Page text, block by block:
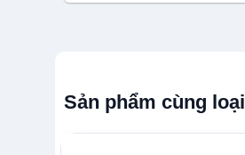
Sản phẩm cùng loại